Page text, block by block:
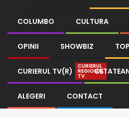
COLUMBO CULTURA
OPINII SHOWBIZ
CURIERUL TV(R)
CURIERUL
REGIONAL
TV
ALEGERI CONTACT